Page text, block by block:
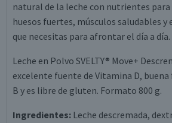
natural de la leche con nutrientes
huesos fuertes, músculos saludables y
que necesitas para afrontar el día a día.
Leche en Polvo SVELTY® Move+
excelente fuente de Vitamina D,
B y es libre de gluten. Formato 800 g.
Ingredientes: Leche descremada,